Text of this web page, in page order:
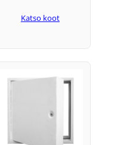
Katso koot